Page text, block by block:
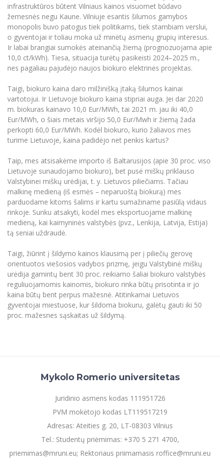
Kontaktų paieška
infrastruktūros būtent Vilniaus kainos visuomet būdavo
žemesnės negu Kaune. Vilniuje esantis šilumos gamybos
monopolis buvo patogus tiek politikams, tiek stambiam verslui,
o gyventojai ir toliau moka už minėtų asmenų grupių interesus.
Ir labai brangiai sumokės ateinančią žiemą (prognozuojama apie
10,0 ct/kWh). Tiesa, situacija turėtų pasikeisti 2024–2025 m.,
nes pagaliau pajudėjo naujos biokuro elektrinės projektas.
Taigi, biokuro kaina daro milžinišką įtaką šilumos kainai
vartotojui. Ir Lietuvoje biokuro kaina stipriai auga. Jei dar 2020
m. biokuras kainavo 10,0 Eur/MWh, tai 2021 m. jau iki 40,0
Eur/MWh, o šiais metais viršijo 50,0 Eur/Mwh ir žiemą žada
perkopti 60,0 Eur/MWh. Kodėl biokuro, kurio žaliavos mes
turime Lietuvoje, kaina padidėjo net penkis kartus?
Taip, mes atsisakėme importo iš Baltarusijos (apie 30 proc. viso
Lietuvoje sunaudojamo biokuro), bet pusė miškų priklauso
Valstybinei miškų urėdijai, t. y. Lietuvos piliečiams. Tačiau
malkinę medieną (iš esmės – neparuoštą biokurą) mes
parduodame kitoms šalims ir kartu sumažiname pasiūlą vidaus
rinkoje. Sunku atsakyti, kodėl mes eksportuojame malkinę
medieną, kai kaimyninės valstybės (pvz., Lenkija, Latvija, Estija)
tą seniai uždraudė.
Taigi, žiūrint į šildymo kainos klausimą per į piliečių gerovę
orientuotos viešosios vadybos prizmę, jeigu Valstybinė miškų
urėdija gamintų bent 30 proc. reikiamo šaliai biokuro valstybės
reguliuojamomis kainomis, biokuro rinka būtų prisotinta ir jo
kaina būtų bent perpus mažesnė. Atitinkamai Lietuvos
gyventojai miestuose, kur šildoma biokuru, galėtų gauti iki 50
proc. mažesnes sąskaitas už šildymą.
Mykolo Romerio universitetas
Juridinio asmens kodas 111951726
PVM mokėtojo kodas LT119517219
Adresas: Ateities g. 20, LT-08303 Vilnius
Tel.: Studentų priėmimas: +370 5 271 4700,
priemimas@mruni.eu; Rektoriaus priimamasis roffice@mruni.eu